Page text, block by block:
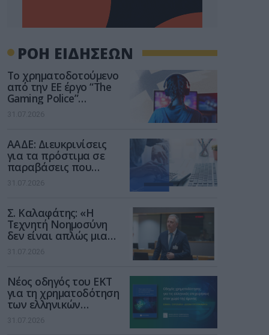
ΡΟΗ ΕΙΔΗΣΕΩΝ
Το χρηματοδοτούμενο
από την ΕΕ έργο “The
Gaming Police”
ενισχύει την ασφάλεια
των παιδιών στο
31.07.2026
ΑΑΔΕ: Διευκρινίσεις
για τα πρόστιμα σε
παραβάσεις που
αφορούν τους ΦΗΜ
31.07.2026
Σ. Καλαφάτης: «Η
Τεχνητή Νοημοσύνη
δεν είναι απλώς μια
νέα τεχνολογία, είναι
μια νέα βιομηχανική
31.07.2026
Νέος οδηγός του ΕΚΤ
για τη χρηματοδότηση
των ελληνικών
επιχειρήσεων στον
χώρο της άμυνας
31.07.2026